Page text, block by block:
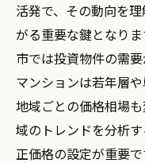
活発で、その動向を
がる重要な鍵となり
市では投資物件の需
マンションは若年層
地域ごとの価格相場
域のトレンドを分析
正価格の設定が重要